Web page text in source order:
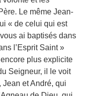
Le même Jean-
« de celui qui est
ai baptisés dans
l’Esprit Saint »
plus explicite
Seigneur, il le voit
et André, qui